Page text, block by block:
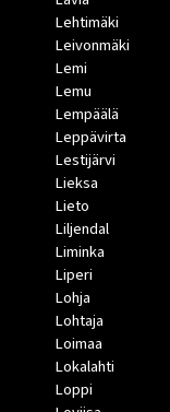
Lehtimäki
Leivonmäki
Lemi
Lemu
Lempäälä
Leppävirta
Lestijärvi
Lieksa
Lieto
Liljendal
Liminka
Liperi
Lohja
Lohtaja
Loimaa
Lokalahti
Loppi